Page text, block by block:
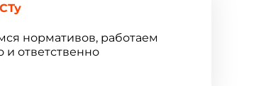
нормативов, работаем
и ответственно